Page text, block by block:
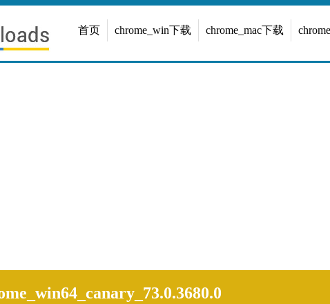
首页 chrome_win下载 chrome_mac下载